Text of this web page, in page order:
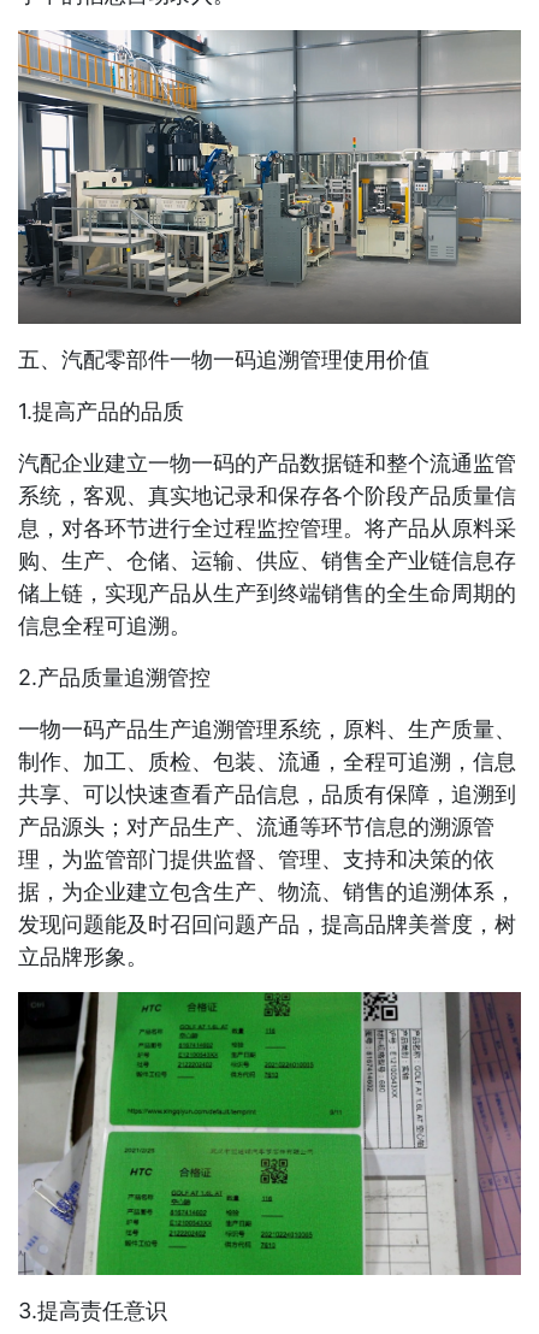
五、汽配零部件一物一码追溯管理使用价值
1.提高产品的品质
汽配企业建立一物一码的产品数据链和整个流通监管
系统，客观、真实地记录和保存各个阶段产品质量信
息，对各环节进行全过程监控管理。将产品从原料采
购、生产、仓储、运输、供应、销售全产业链信息存
储上链，实现产品从生产到终端销售的全生命周期的
信息全程可追溯。
2.产品质量追溯管控
一物一码产品生产追溯管理系统，原料、生产质量、
制作、加工、质检、包装、流通，全程可追溯，信息
共享、可以快速查看产品信息，品质有保障，追溯到
产品源头；对产品生产、流通等环节信息的溯源管
理，为监管部门提供监督、管理、支持和决策的依
据，为企业建立包含生产、物流、销售的追溯体系，
发现问题能及时召回问题产品，提高品牌美誉度，树
立品牌形象。
3.提高责任意识